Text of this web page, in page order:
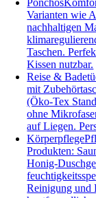
Varianten wie
nachhaltigen
Taschen.
Kissen nutzbar.
Reise &
mit
(Öko-Tex
ohne
auf Liegen.
Körperpflege
Produkten:
Honig-
Reinigung und